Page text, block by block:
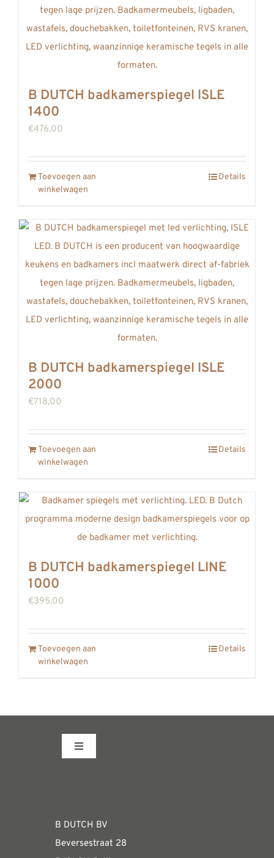
B DUTCH badkamerspiegel ISLE
1400
€476,00
Toevoegen aan
winkelwagen
Details
B DUTCH badkamerspiegel ISLE
2000
€718,00
Toevoegen aan
winkelwagen
Details
B DUTCH badkamerspiegel LINE
1000
€395,00
Toevoegen aan
winkelwagen
Details
Toggle
WEBSHOP
B DUTCH BV
Beversestraat 28